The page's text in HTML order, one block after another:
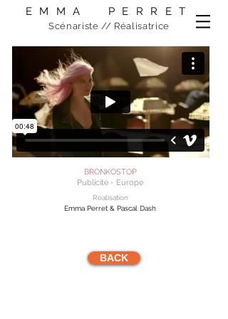
​EMMA PERRET
Scénariste // Réalisatrice
BACK
Réalisation
Emma Perret & Pascal Dash
BRONKOSTOP
Publicité - Europe